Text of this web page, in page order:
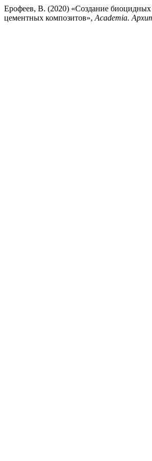
Ерофеев, В. (2020) «Создание биоцидных
цементных композитов», Academia.